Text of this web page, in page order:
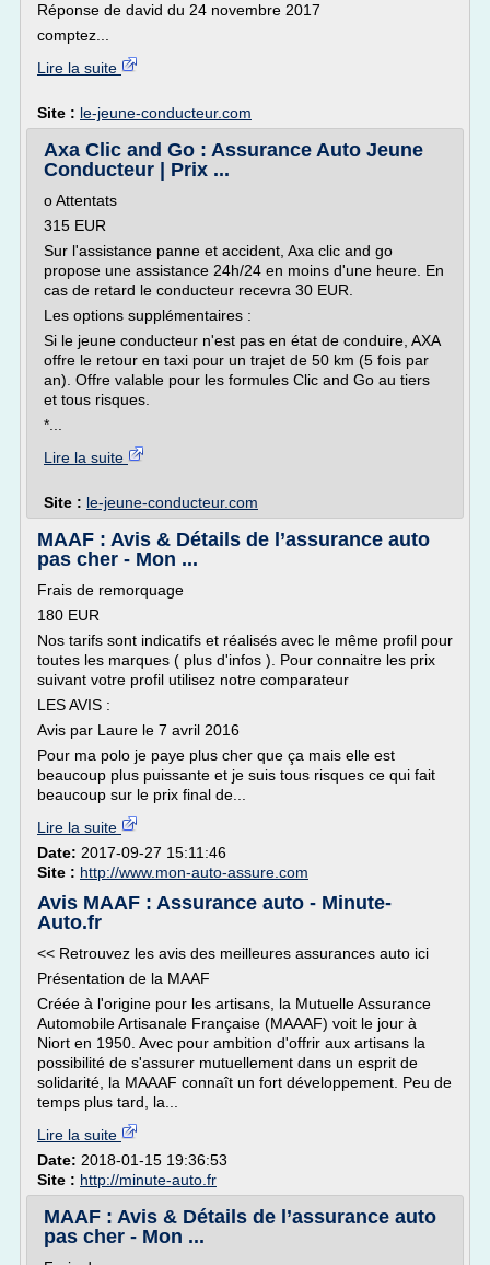
Réponse de david du 24 novembre 2017
comptez...
Lire la suite
Site : le-jeune-conducteur.com
Axa Clic and Go : Assurance Auto Jeune
Conducteur | Prix ...
o Attentats
315 EUR
Sur l'assistance panne et accident, Axa clic and go
propose une assistance 24h/24 en moins d'une heure. En
cas de retard le conducteur recevra 30 EUR.
Les options supplémentaires :
Si le jeune conducteur n'est pas en état de conduire, AXA
offre le retour en taxi pour un trajet de 50 km (5 fois par
an). Offre valable pour les formules Clic and Go au tiers
et tous risques.
*...
Lire la suite
Site : le-jeune-conducteur.com
MAAF : Avis & Détails de l’assurance auto
pas cher - Mon ...
Frais de remorquage
180 EUR
Nos tarifs sont indicatifs et réalisés avec le même profil pour
toutes les marques ( plus d'infos ). Pour connaitre les prix
suivant votre profil utilisez notre comparateur
LES AVIS :
Avis par Laure le 7 avril 2016
Pour ma polo je paye plus cher que ça mais elle est
beaucoup plus puissante et je suis tous risques ce qui fait
beaucoup sur le prix final de...
Lire la suite
Date: 2017-09-27 15:11:46
Site : http://www.mon-auto-assure.com
Avis MAAF : Assurance auto - Minute-
Auto.fr
<< Retrouvez les avis des meilleures assurances auto ici
Présentation de la MAAF
Créée à l'origine pour les artisans, la Mutuelle Assurance
Automobile Artisanale Française (MAAAF) voit le jour à
Niort en 1950. Avec pour ambition d'offrir aux artisans la
possibilité de s'assurer mutuellement dans un esprit de
solidarité, la MAAAF connaît un fort développement. Peu de
temps plus tard, la...
Lire la suite
Date: 2018-01-15 19:36:53
Site : http://minute-auto.fr
MAAF : Avis & Détails de l’assurance auto
pas cher - Mon ...